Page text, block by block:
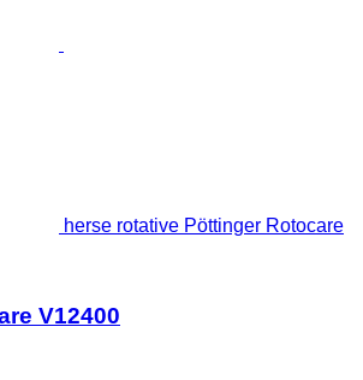
herse rotative Pöttinger Rotocare
V12400